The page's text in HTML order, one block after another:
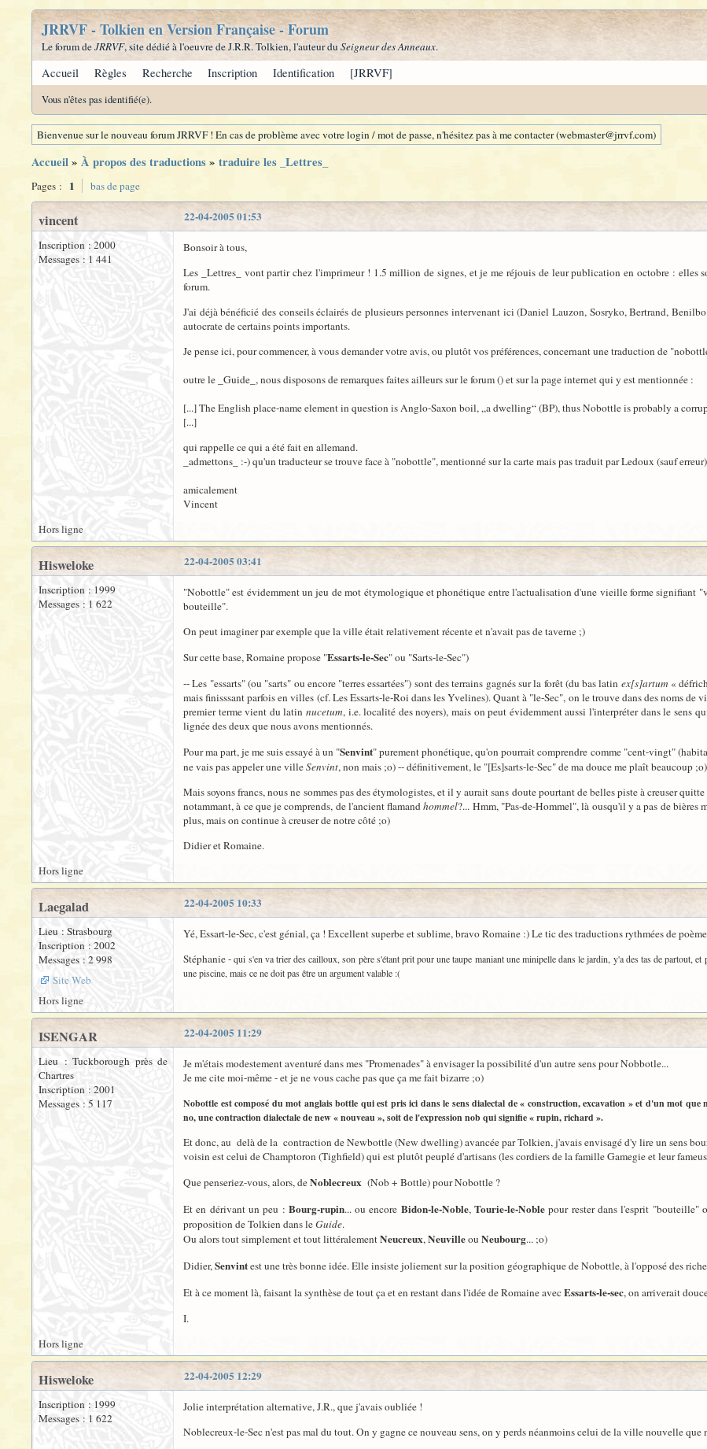
JRRVF - Tolkien en Version Française - Forum
Le forum deJRRVF, site dédié à l'oeuvre de J.R.R. Tolkien, l'auteur du Seigneur des Anneaux.
Accueil Règles Recherche Inscription Identification [JRRVF]
Vous n'êtes pas identifié(e).
Bienvenue sur le nouveau forum JRRVF ! En cas de problème avec votre login / mot de passe, n'hésitez pas à me contacter (webmaster@jrrvf.com)
Accueil» À propos des traductions» traduire les _Lettres_
Pages : 1 bas de page
22-04-2005 01:53
vincent
Inscription : 2000
Messages : 1 441
Bonsoir à tous,
Les _Lettres_ vont partir chez l'imprimeur ! 1.5 million de signes, et je me réjouis de leur publication en octobre : elles
forum.
J'ai déjà bénéficié des conseils éclairés de plusieurs personnes intervenant ici (Daniel Lauzon, Sosryko, Bertrand,
autocrate de certains points importants.
Je pense ici, pour commencer, à vous demander votre avis, ou plutôt vos préférences, concernant une traduction de
outre le _Guide_, nous disposons de remarques faites ailleurs sur le forum () et sur la page internet qui y est mentionnée :
[...] The English place-name element in question is Anglo-Saxon boil, „a dwelling“ (BP), thus Nobottle is probably a
[...]
qui rappelle ce qui a été fait en allemand.
_admettons_ :-) qu'un traducteur se trouve face à "nobottle", mentionné sur la carte mais pas traduit par Ledoux (sauf
amicalement
Vincent
Hors ligne
22-04-2005 03:41
Hisweloke
Inscription : 1999
Messages : 1 622
"Nobottle" est évidemment un jeu de mot étymologique et phonétique entre l'actualisation d'une vieille forme signifiant
bouteille".
On peut imaginer par exemple que la ville était relativement récente et n'avait pas de taverne ;)
Sur cette base, Romaine propose "Essarts-le-Sec" ou "Sarts-le-Sec")
-- Les "essarts" (ou "sarts" ou encore "terres essartées") sont des terrains gagnés sur la forêt (du bas latin ex[s]artum «
mais finisssant parfois en villes (cf. Les Essarts-le-Roi dans les Yvelines). Quant à "le-Sec", on le trouve dans des noms
premier terme vient du latinnucetum, i.e. localité des noyers), mais on peut évidemment aussi l'interpréter dans le sens
lignée des deux que nous avons mentionnés.
Pour ma part, je me suis essayé à un "Senvint" purement phonétique, qu'on pourrait comprendre comme "cent-vingt"
ne vais pas appeler une villeSenvint, non mais ;o) -- définitivement, le "[Es]sarts-le-Sec" de ma douce me plaît beaucoup ;o)
Mais soyons francs, nous ne sommes pas des étymologistes, et il y aurait sans doute pourtant de belles piste à creuser
notammant, à ce que je comprends, de l'ancient flamandhommel?... Hmm, "Pas-de-Hommel", là ousqu'il y a pas de
plus, mais on continue à creuser de notre côté ;o)
Didier et Romaine.
Hors ligne
22-04-2005 10:33
Laegalad
Lieu : Strasbourg
Inscription : 2002
Messages : 2 998
Site Web
Yé, Essart-le-Sec, c'est génial, ça ! Excellent superbe et sublime, bravo Romaine :) Le tic des traductions rythmées de
Stéphanie -qui s'en va trier des cailloux, son père s'étant prit pour une taupe maniant une minipelle dans le jardin, y'a des tas de partout,
une piscine, mais ce ne doit pas être un argument valable :(
Hors ligne
22-04-2005 11:29
ISENGAR
Lieu : Tuckborough près de
Chartres
Inscription : 2001
Messages : 5 117
Je m'étais modestement aventuré dans mes "Promenades" à envisager la possibilité d'un autre sens pour Nobbotle...
Je me cite moi-même - et je ne vous cache pas que ça me fait bizarre ;o)
Nobottle est composé du mot anglais bottle qui est pris ici dans le sens dialectal de « construction, excavation » et d'un mot
no, une contraction dialectale de new « nouveau », soit de l'expression nob qui signifie « rupin, richard ».
Et donc, au delà de la contraction de Newbottle (New dwelling) avancée par Tolkien, j'avais envisagé d'y lire un sens
voisin est celui de Champtoron (Tighfield) qui est plutôt peuplé d'artisans (les cordiers de la famille Gamegie et leur
Que penseriez-vous, alors, deNoblecreux (Nob + Bottle) pour Nobottle ?
Et en dérivant un peu : Bourg-rupin... ou encore Bidon-le-Noble,Tourie-le-Noble pour rester dans l'esprit "bouteille"
proposition de Tolkien dans leGuide.
Ou alors tout simplement et tout littéralementNeucreux,Neuvilleou Neubourg... ;o)
Didier,Senvintest une très bonne idée. Elle insiste joliement sur la position géographique de Nobottle, à l'opposé des
Et à ce moment là, faisant la synthèse de tout ça et en restant dans l'idée de Romaine avecEssarts-le-sec, on arriverait
I.
Hors ligne
22-04-2005 12:29
Hisweloke
Inscription : 1999
Messages : 1 622
Jolie interprétation alternative, J.R., que j'avais oubliée !
Noblecreux-le-Sec n'est pas mal du tout. On y gagne ce nouveau sens, on y perds néanmoins celui de la ville nouvelle que